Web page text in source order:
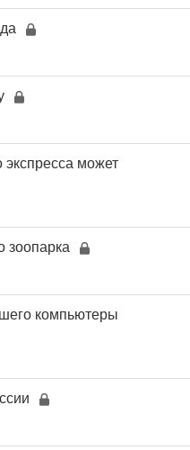
экспресса может
зоопарка
компьютеры